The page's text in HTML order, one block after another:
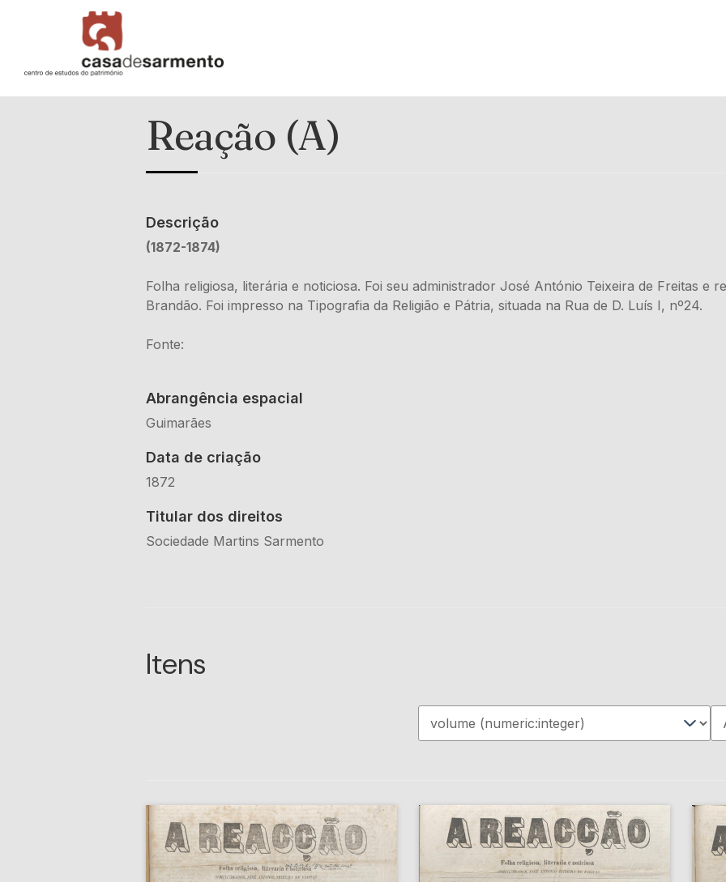
Reação (A)
Descrição
(1872-1874)
Folha religiosa, literária e noticiosa. Foi seu administrador José António Teixeira de Freitas e
Brandão. Foi impresso na Tipografia da Religião e Pátria, situada na Rua de D. Luís I, nº24.
Fonte:
Abrangência espacial
Guimarães
Data de criação
1872
Titular dos direitos
Sociedade Martins Sarmento
Itens